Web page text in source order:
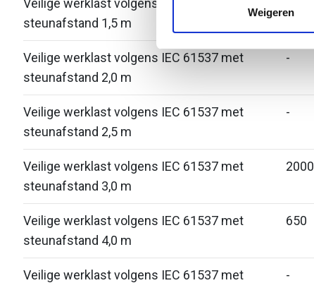
media, adverteren en
Weigeren
Veilige werklast volgens IEC 61537 met
steunafstand 1,5 m
Veilige werklast volgens IEC 61537 met
steunafstand 2,0 m
-
Veilige werklast volgens IEC 61537 met
steunafstand 2,5 m
-
Veilige werklast volgens IEC 61537 met
steunafstand 3,0 m
2000
Veilige werklast volgens IEC 61537 met
steunafstand 4,0 m
650
Veilige werklast volgens IEC 61537 met
-